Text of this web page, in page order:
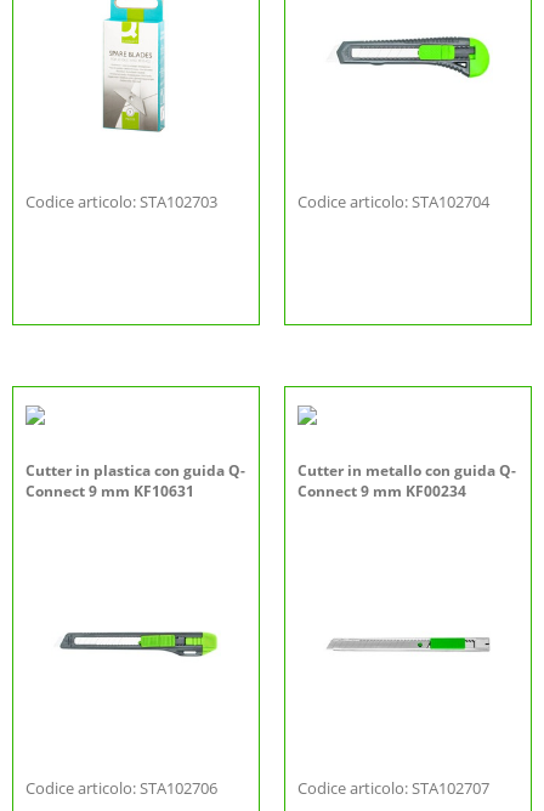
Codice articolo: STA102703 Codice articolo: STA102704
Cutter in plastica con guida Q-
Connect 9 mm KF10631
Codice articolo: STA102706
Cutter in metallo con guida Q-
Connect 9 mm KF00234
Codice articolo: STA102707